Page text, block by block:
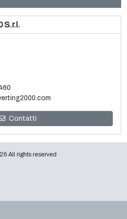
metallizzatori vacuum usati
tutto
S.r.l.
Contatti
All rights reserved